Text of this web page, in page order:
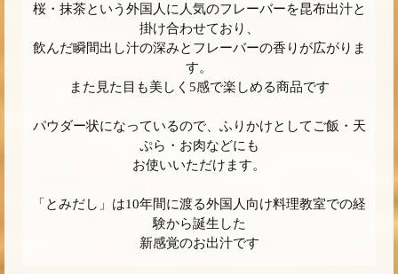
桜・抹茶という外国人に人気のフレーバーを昆布出汁と
掛け合わせており、
飲んだ瞬間出し汁の深みとフレーバーの香りが広がりま
す。
また見た目も美しく5感で楽しめる商品です
パウダー状になっているので、ふりかけとしてご飯・天
ぷら・お肉などにも
お使いいただけます。
「とみだし」は10年間に渡る外国人向け料理教室での経
験から誕生した
新感覚のお出汁です